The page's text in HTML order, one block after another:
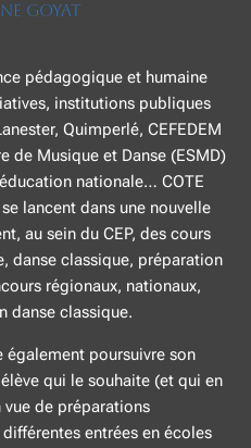
GOYAT
pédagogique et humaine
institutions publiques
Quimperlé, CEFEDEM
de Musique et Danse (ESMD)
nationale… COTE
lancent dans une nouvelle
au sein du CEP, des cours
danse classique, préparation
régionaux, nationaux,
danse classique.
également poursuivre son
qui le souhaite (et qui en
de préparations
entrées en écoles